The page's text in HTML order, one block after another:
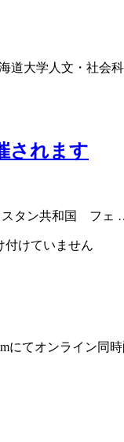
道大学人文・社会
されます
キスタン共和国 フェ
付けていません
オンライン同時